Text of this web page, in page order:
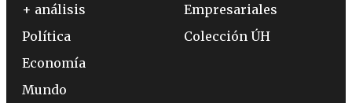
+ análisis
Política
Economía
Mundo
Empresariales
Colección ÚH